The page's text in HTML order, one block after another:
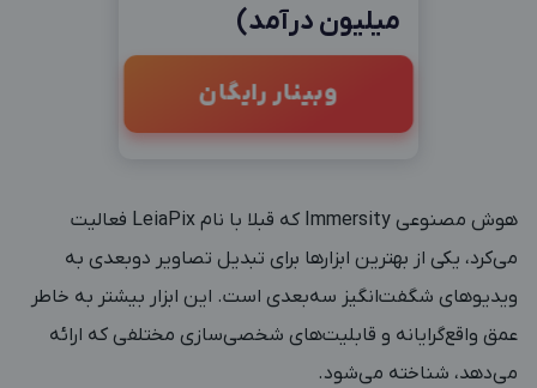
میلیون درآمد)
وبینار رایگان
هوش مصنوعی Immersity که قبلا با نام LeiaPix فعالیت
می‌کرد، یکی از بهترین ابزارها برای تبدیل تصاویر دوبعدی به
ویدیوهای شگفت‌انگیز سه‌بعدی است. این ابزار بیشتر به خاطر
عمق واقع‌گرایانه و قابلیت‌های شخصی‌سازی مختلفی که ارائه
می‌دهد، شناخته می‌شود.